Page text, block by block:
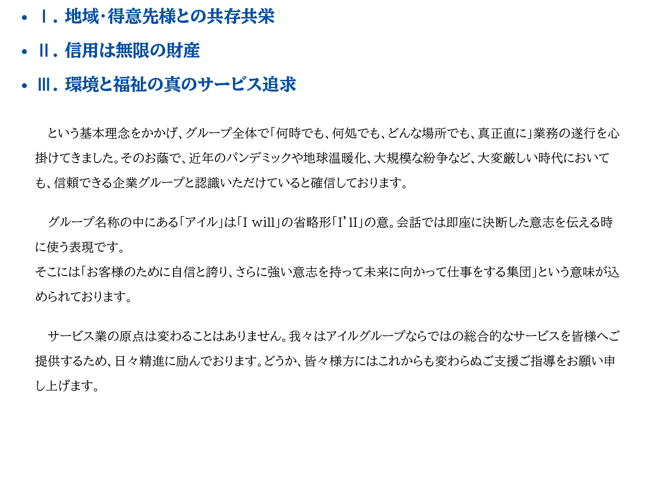
Ⅰ. 地域・得意先様との共存共栄
Ⅱ. 信用は無限の財産
Ⅲ. 環境と福祉の真のサービス追求
という基本理念をかかげ、グループ全体で「何時でも、何処でも、どんな場所でも、真正直に」業務の遂行を心
掛けてきました。そのお蔭で、近年のパンデミックや地球温暖化、大規模な紛争など、大変厳しい時代において
も、信頼できる企業グループと認識いただけていると確信しております。
グループ名称の中にある「アイル」は「I will」の省略形「I’lI」の意。会話では即座に決断した意志を伝える時
に使う表現です。
そこには「お客様のために自信と誇り、さらに強い意志を持って未来に向かって仕事をする集団」という意味が込
められております。
サービス業の原点は変わることはありません。我々はアイルグループならではの総合的なサービスを皆様へご
提供するため、日々精進に励んでおります。どうか、皆々様方にはこれからも変わらぬご支援ご指導をお願い申
し上げます。